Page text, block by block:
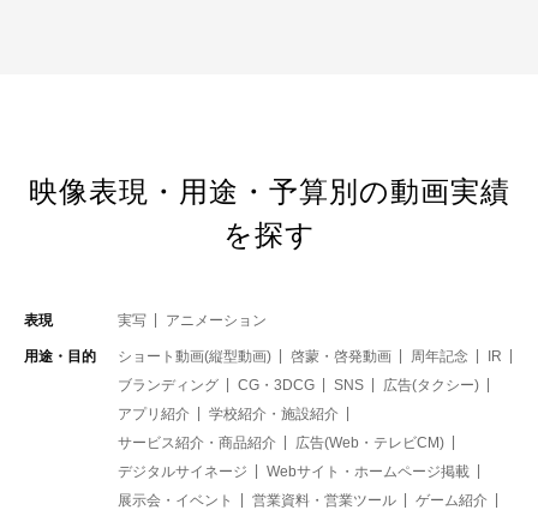
映像表現・用途・予算別の動画実績
を探す
表現 実写 アニメーション
用途・目的 ショート動画(縦型動画) 啓蒙・啓発動画 周年記念
IR
ブランディング
CG・3DCG SNS
広告(タクシー)
アプリ紹介
学校紹介・施設紹介
サービス紹介・商品紹介
広告(Web・テレビCM)
デジタルサイネージ
Webサイト・ホームページ掲載
展示会・イベント
営業資料・営業ツール
ゲーム紹介